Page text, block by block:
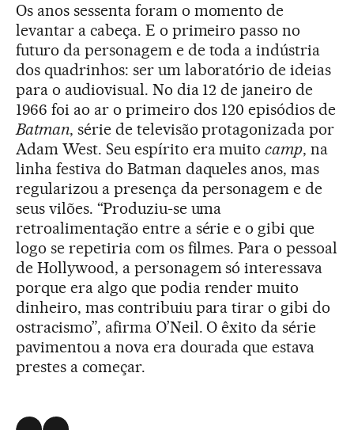
Os anos sessenta foram o momento de
levantar a cabeça. E o primeiro passo no
futuro da personagem e de toda a indústria
dos quadrinhos: ser um laboratório de ideias
para o audiovisual. No dia 12 de janeiro de
1966 foi ao ar o primeiro dos 120 episódios de
Batman, série de televisão protagonizada por
Adam West. Seu espírito era muitocamp, na
linha festiva do Batman daqueles anos, mas
regularizou a presença da personagem e de
seus vilões. “Produziu-se uma
retroalimentação entre a série e o gibi que
logo se repetiria com os filmes. Para o pessoal
de Hollywood, a personagem só interessava
porque era algo que podia render muito
dinheiro, mas contribuiu para tirar o gibi do
ostracismo”, afirma O’Neil. O êxito da série
pavimentou a nova era dourada que estava
prestes a começar.